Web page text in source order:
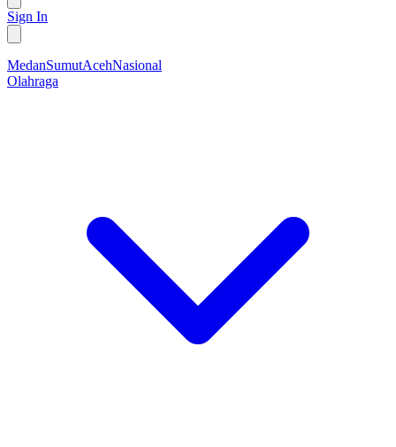
Sign In
MedanSumutAcehNasional
Olahraga